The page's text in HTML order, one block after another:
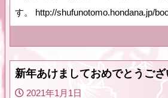
す。 http://shufunotomo.hondana.jp/
新年あけましておめでとうご
2021年1月1日